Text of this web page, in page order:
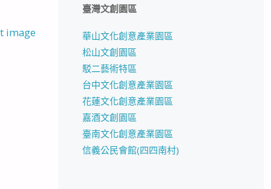
image
臺灣文創園區
華山文化創意產業園區
松山文創園區
駁二藝術特區
台中文化創意產業園區
花蓮文化創意產業園區
嘉酒文創園區
臺南文化創意產業園區
信義公民會館(四四南村)